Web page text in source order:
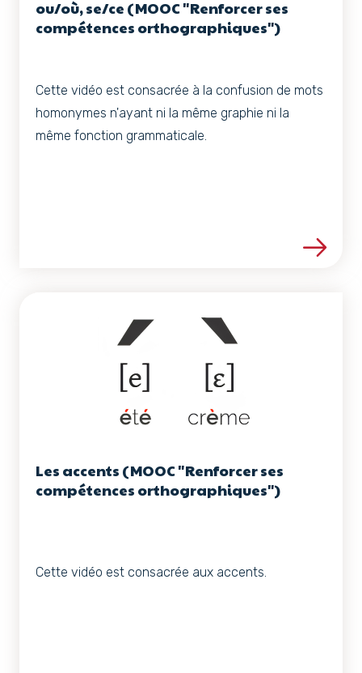
ou/où, se/ce (MOOC "Renforcer ses
compétences orthographiques")
Cette vidéo est consacrée à la confusion de mots
homonymes n'ayant ni la même graphie ni la
même fonction grammaticale.
Voir les détails de la
Les accents (MOOC "Renforcer ses
compétences orthographiques")
Cette vidéo est consacrée aux accents.